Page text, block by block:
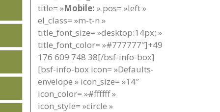
title= »Mobile: » pos= »left »
el_class= »m-t-n »
title_font_size= »desktop:14px; »
title_font_color= »#777777″]+49
176 609 748 38[/bsf-info-box]
[bsf-info-box icon= »Defaults-
envelope » icon_size= »14″
icon_color= »#ffffff »
icon_style= »circle »